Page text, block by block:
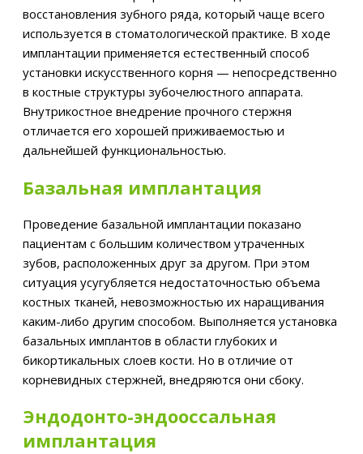
восстановления зубного ряда, который чаще всего
используется в стоматологической практике. В ходе
имплантации применяется естественный способ
установки искусственного корня — непосредственно
в костные структуры зубочелюстного аппарата.
Внутрикостное внедрение прочного стержня
отличается его хорошей приживаемостью и
дальнейшей функциональностью.
Базальная имплантация
Проведение базальной имплантации показано
пациентам с большим количеством утраченных
зубов, расположенных друг за другом. При этом
ситуация усугубляется недостаточностью объема
костных тканей, невозможностью их наращивания
каким-либо другим способом. Выполняется установка
базальных имплантов в области глубоких и
бикортикальных слоев кости. Но в отличие от
корневидных стержней, внедряются они сбоку.
Эндодонто-эндооссальная
имплантация